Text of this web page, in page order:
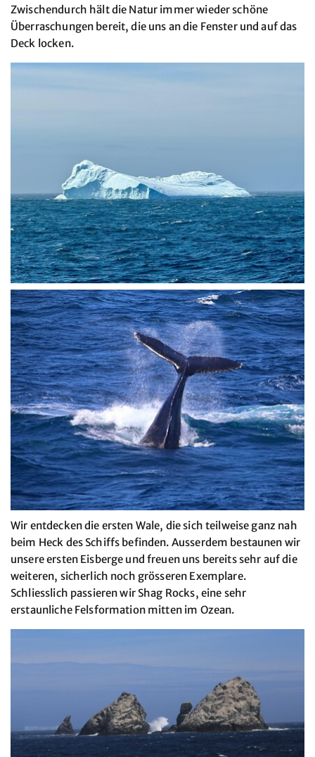
Zwischendurch hält die Natur immer wieder schöne
Überraschungen bereit, die uns an die Fenster und auf das
Deck locken.
Wir entdecken die ersten Wale, die sich teilweise ganz nah
beim Heck des Schiffs befinden. Ausserdem bestaunen wir
unsere ersten Eisberge und freuen uns bereits sehr auf die
weiteren, sicherlich noch grösseren Exemplare.
Schliesslich passieren wir Shag Rocks, eine sehr
erstaunliche Felsformation mitten im Ozean.